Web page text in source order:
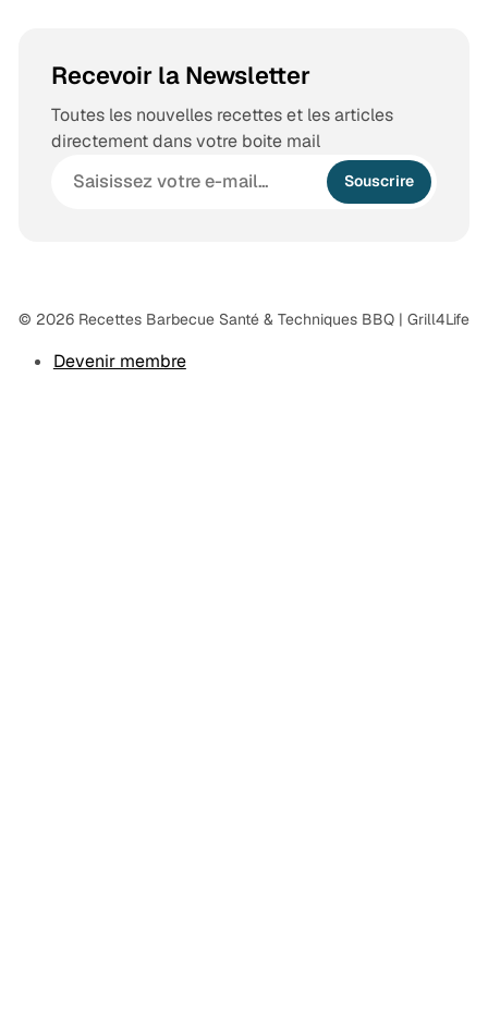
Recevoir la Newsletter
Toutes les nouvelles recettes et les articles
directement dans votre boite mail
Souscrire
© 2026 Recettes Barbecue Santé & Techniques BBQ | Grill4Life
Devenir membre